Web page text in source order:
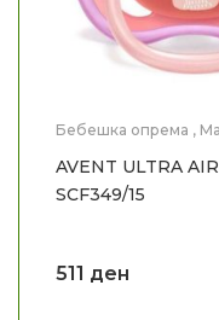
Бебешка опрема ,
AVENT ULTRA
SCF349/15
511 ден